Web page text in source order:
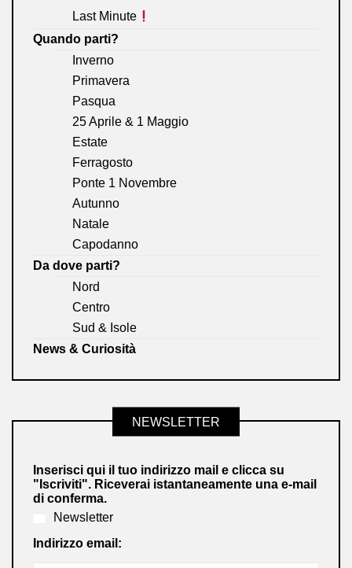
Last Minute
Quando parti?
Inverno
Primavera
Pasqua
25 Aprile & 1 Maggio
Estate
Ferragosto
Ponte 1 Novembre
Autunno
Natale
Capodanno
Da dove parti?
Nord
Centro
Sud & Isole
News & Curiosità
NEWSLETTER
Inserisci qui il tuo indirizzo mail e clicca su
"Iscriviti". Riceverai istantaneamente una e-mail
di conferma.
Newsletter
Indirizzo email: